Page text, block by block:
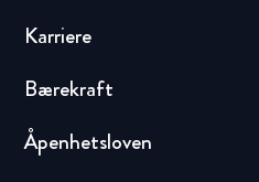
Karriere
Bærekraft
Åpenhetsloven